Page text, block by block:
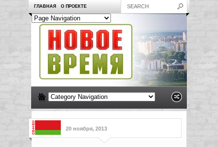
ГЛАВНАЯ О ПРОЕКТЕ
20 ноября, 2013